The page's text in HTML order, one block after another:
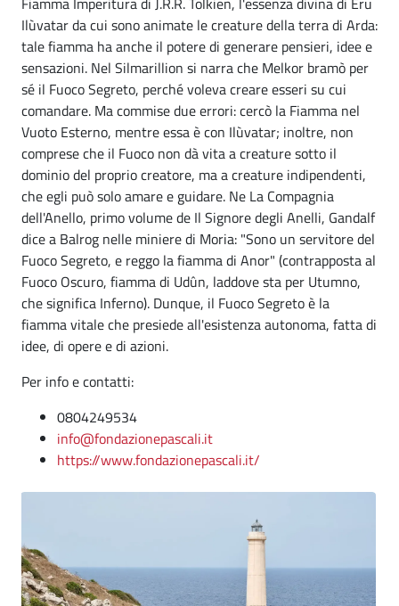
Ilùvatar da cui sono animate le creature della terra di Arda:
tale fiamma ha anche il potere di generare pensieri, idee e
sensazioni. Nel Silmarillion si narra che Melkor bramò per
sé il Fuoco Segreto, perché voleva creare esseri su cui
comandare. Ma commise due errori: cercò la Fiamma nel
Vuoto Esterno, mentre essa è con Ilùvatar; inoltre, non
comprese che il Fuoco non dà vita a creature sotto il
dominio del proprio creatore, ma a creature indipendenti,
che egli può solo amare e guidare. Ne La Compagnia
dell'Anello, primo volume de Il Signore degli Anelli, Gandalf
dice a Balrog nelle miniere di Moria: "Sono un servitore del
Fuoco Segreto, e reggo la fiamma di Anor" (contrapposta al
Fuoco Oscuro, fiamma di Udûn, laddove sta per Utumno,
che significa Inferno). Dunque, il Fuoco Segreto è la
fiamma vitale che presiede all'esistenza autonoma, fatta di
idee, di opere e di azioni.
Per info e contatti:
0804249534
info@fondazionepascali.it
https://www.fondazionepascali.it/